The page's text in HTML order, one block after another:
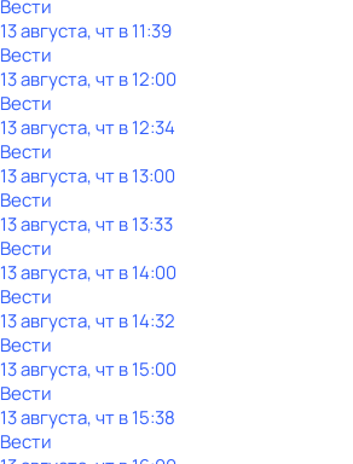
Вести
13 августа, чт в 11:39
Вести
13 августа, чт в 12:00
Вести
13 августа, чт в 12:34
Вести
13 августа, чт в 13:00
Вести
13 августа, чт в 13:33
Вести
13 августа, чт в 14:00
Вести
13 августа, чт в 14:32
Вести
13 августа, чт в 15:00
Вести
13 августа, чт в 15:38
Вести